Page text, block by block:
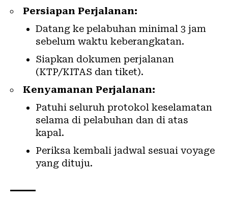
Persiapan Perjalanan:
Datang ke pelabuhan minimal 3 jam
sebelum waktu keberangkatan.
Siapkan dokumen perjalanan
(KTP/KITAS dan tiket).
Kenyamanan Perjalanan:
Patuhi seluruh protokol keselamatan
selama di pelabuhan dan di atas
kapal.
Periksa kembali jadwal sesuai voyage
yang dituju.